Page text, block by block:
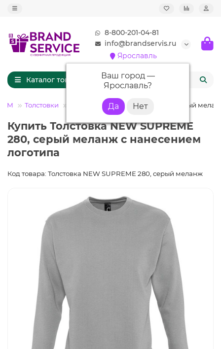
8-800-201-04-81
info@brandservis.ru
Ярославль
Ваш город —
Ярославль?
Каталог товаров
Толстовки Толстовка NEW SUPREME 280, серый
Купить Толстовка NEW SUPREME
280, серый меланж с нанесением
логотипа
Код товара: Толстовка NEW SUPREME 280, серый меланж